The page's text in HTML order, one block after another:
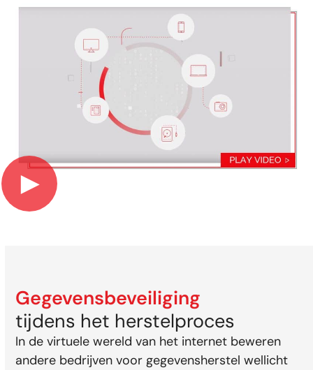
►
Gegevensbeveiliging
tijdens het herstelproces
In de virtuele wereld van het internet beweren
andere bedrijven voor gegevensherstel wellicht